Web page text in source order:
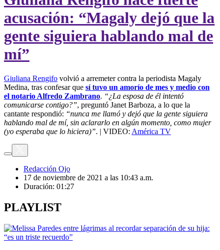
27
acusación: “Magaly dejó que la
gente siguiera hablando mal de
mí”
Giuliana Rengifo volvió a arremeter contra la periodista Magaly
Medina, tras confesar que sí tuvo un amorío de mes y medio con
el notario Alfredo Zambrano. “¿La esposa de él intentó
comunicarse contigo?”, preguntó Janet Barboza, a lo que la
cantante respondió: “nunca me llamó y dejó que la gente siguiera
hablando mal de mí, sin aclararlo en algún momento, como mujer
(yo esperaba que lo hiciera)”. | VIDEO: América TV
Redacción Ojo
17 de noviembre de 2021 a las 10:43 a.m.
Duración: 01:27
PLAYLIST